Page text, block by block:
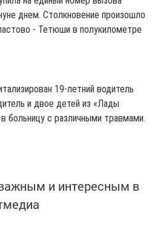
днем. Столкновение произошло
- Тетюши в полукилометре
19-летний водитель
и двое детей из «Лады
больницу с различными травмами.
и интересным в